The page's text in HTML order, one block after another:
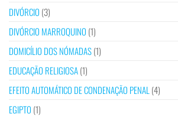
DIVÓRCIO (3)
DIVÓRCIO MARROQUINO (1)
DOMICÍLIO DOS NÓMADAS(1)
EDUCAÇÃO RELIGIOSA(1)
EFEITO AUTOMÁTICO DE CONDENAÇÃO PENAL (4)
EGIPTO (1)